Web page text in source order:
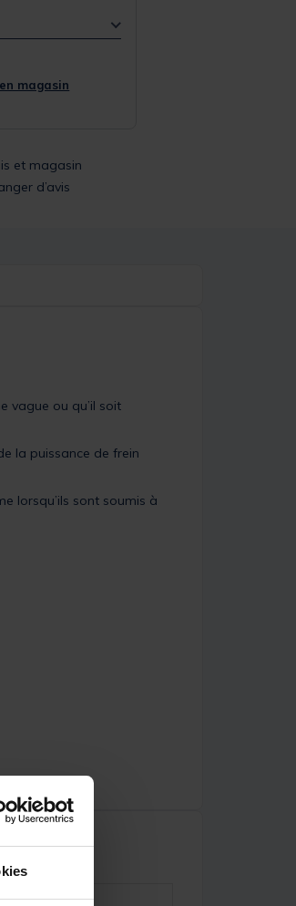
magasin
et magasin
d’avis
vague ou qu’il soit
la puissance de frein
lorsqu’ils sont soumis à